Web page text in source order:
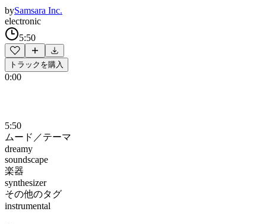
bySamsara Inc.
electronic
5:50
トラックを購入
0:00
5:50
ムード／テーマ
dreamy
soundscape
楽器
synthesizer
その他のタグ
instrumental